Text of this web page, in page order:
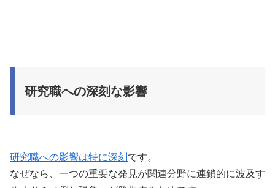
研究職への深刻な影響
研究職への影響は特に深刻 です。
なぜなら、一つの重要な発見が関連分野に連鎖的に波及す